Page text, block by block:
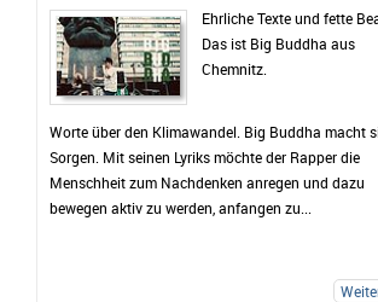
Ehrliche Texte und fette
Das ist Big Buddha aus
Chemnitz.
Worte über den Klimawandel. Big Buddha macht
Sorgen. Mit seinen Lyriks möchte der Rapper die
Menschheit zum Nachdenken anregen und dazu
bewegen aktiv zu werden, anfangen zu...